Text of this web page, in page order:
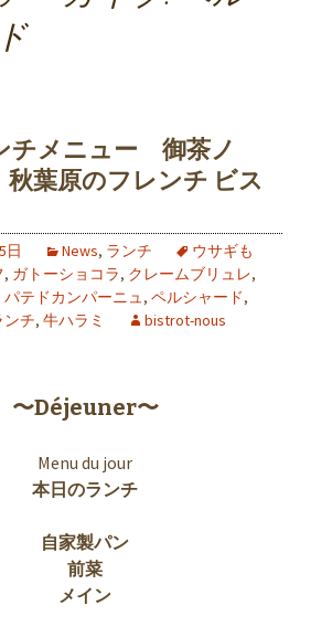
チメニュー 御茶ノ
秋葉原のフレンチ ビス
日 News, ランチ
ウサギも
, ガトーショコラ, クレームブリュレ,
パテドカンパーニュ, ペルシャード,
ンチ, 牛ハラミ bistrot-nous
〜Déjeuner〜
Menu du jour
本日のランチ
自家製パン
前菜
メイン